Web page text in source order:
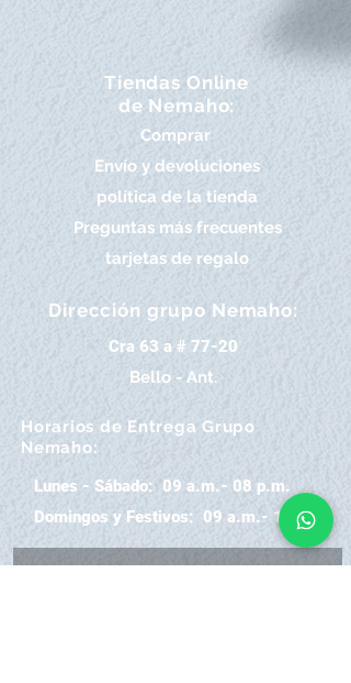
Tiendas Online
de Nemaho:
Comprar
Envío y devoluciones
política de la tienda
Preguntas más frecuentes
tarjetas de regalo
Dirección grupo Nemaho:
Cra 63 a # 77-20
Bello - Ant.
Horarios de Entrega Grupo
Nemaho:
Lunes - Sábado: 09 a.m.- 08 p.m.
Domingos y Festivos: 09 a.m.- 1p.m.